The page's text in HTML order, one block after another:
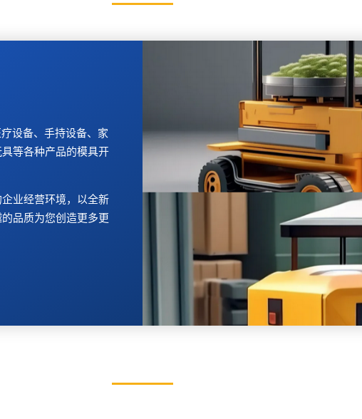
设备、手持设备、家
等各种产品的模具开
业经营环境，以全新
品质为您创造更多更